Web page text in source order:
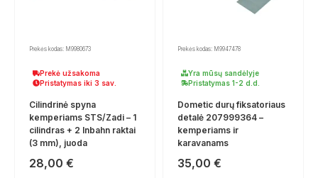
Prekės kodas: M9980673
Prekė užsakoma
Pristatymas iki 3 sav.
Cilindrinė spyna
kemperiams STS/Zadi – 1
cilindras + 2 Inbahn raktai
(3 mm), juoda
28,00 €
Prekės kodas: M9947478
Yra mūsų sandėlyje
Pristatymas 1-2 d.d.
Dometic durų fiksatoriaus
detalė 207999364 –
kemperiams ir
karavanams
35,00 €